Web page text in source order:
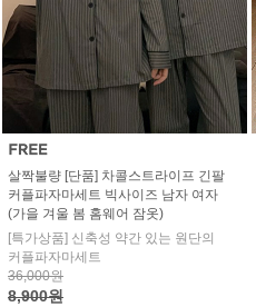
살짝불량 [단품] 차콜스트라이프 긴팔
커플파자마세트 빅사이즈 남자 여자
(가을 겨울 봄 홈웨어 잠옷)
[특가상품] 신축성 약간 있는 원단의
커플파자마세트
36,000원
8,900원